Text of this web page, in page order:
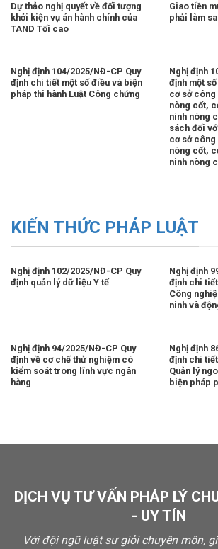
Dự thảo nghị quyết về đối tượng
khởi kiện vụ án hành chính của
TAND Tối cao
Giao tiền
phải làm
Nghị định 104/2025/NĐ-CP Quy
định chi tiết một số điều và biện
pháp thi hành Luật Công chứng
Nghị định
định một
cơ sở
nòng cốt,
ninh nòng
sách đối
cơ sở
nòng cốt,
ninh nòng
KIẾN THỨC PHÁP LUẬT
Nghị định 102/2025/NĐ-CP Quy
định quản lý dữ liệu Y tế
Nghị định
định chi
Công
ninh và
Nghị định 94/2025/NĐ-CP Quy
định về cơ chế thử nghiệm có
kiểm soát trong lĩnh vực ngân
hàng
Nghị định
định chi
Quản lý
biện pháp
DỊCH VỤ TƯ VẤN PHÁP LÝ
- UY TÍN
Với đội ngũ luật sư giỏi chuyên môn,